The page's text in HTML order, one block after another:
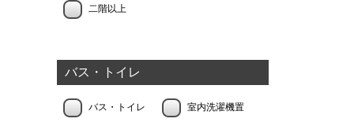
二階以上
バス・トイレ
バス・トイレ 室内洗濯機置